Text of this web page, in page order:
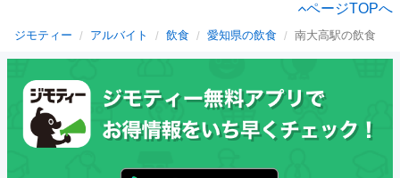
ページTOPへ
ジモティー アルバイト 飲食 愛知県の飲食 南大高駅の飲食